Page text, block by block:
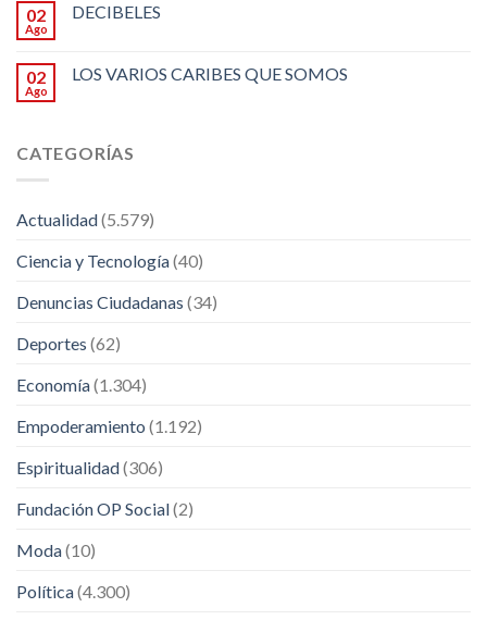
02
Ago
DECIBELES
02
Ago
LOS VARIOS CARIBES QUE SOMOS
CATEGORÍAS
Actualidad(5.579)
Ciencia y Tecnología(40)
Denuncias Ciudadanas (34)
Deportes (62)
Economía(1.304)
Empoderamiento (1.192)
Espiritualidad(306)
Fundación OP Social(2)
Moda(10)
Política(4.300)